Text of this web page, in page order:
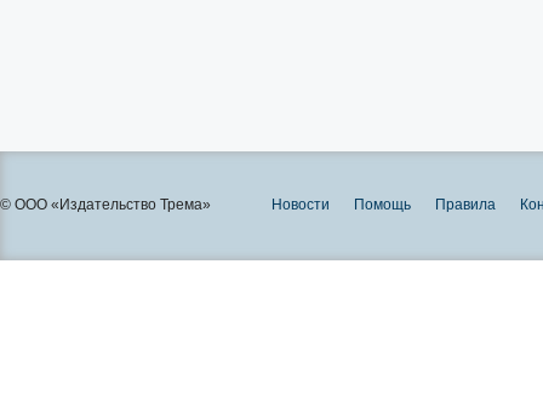
© ООО «Издательство Трема» Новости Помощь Правила